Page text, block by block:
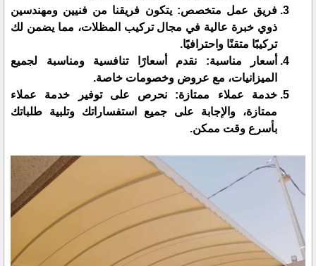
فريق عمل متخصص: يتكون فريقنا من فنيين ومهندسين
ذوي خبرة عالية في مجال تركيب المظلات، مما يضمن لك
تركيبًا متقنًا واحترافيًا.
أسعار مناسبة: نقدم أسعارًا تنافسية ومناسبة لجميع
الميزانيات، مع عروض وخصومات خاصة.
خدمة عملاء ممتازة: نحرص على توفير خدمة عملاء
ممتازة، والإجابة على جميع استفساراتك وتلبية طلباتك
بأسرع وقت ممكن.